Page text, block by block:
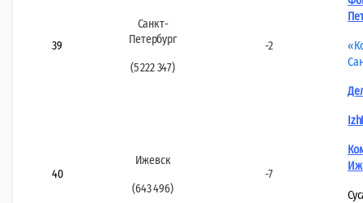
39
Санкт-
Петербург
(5 222 347)
-2
40
Ижевск
(643 496)
-7